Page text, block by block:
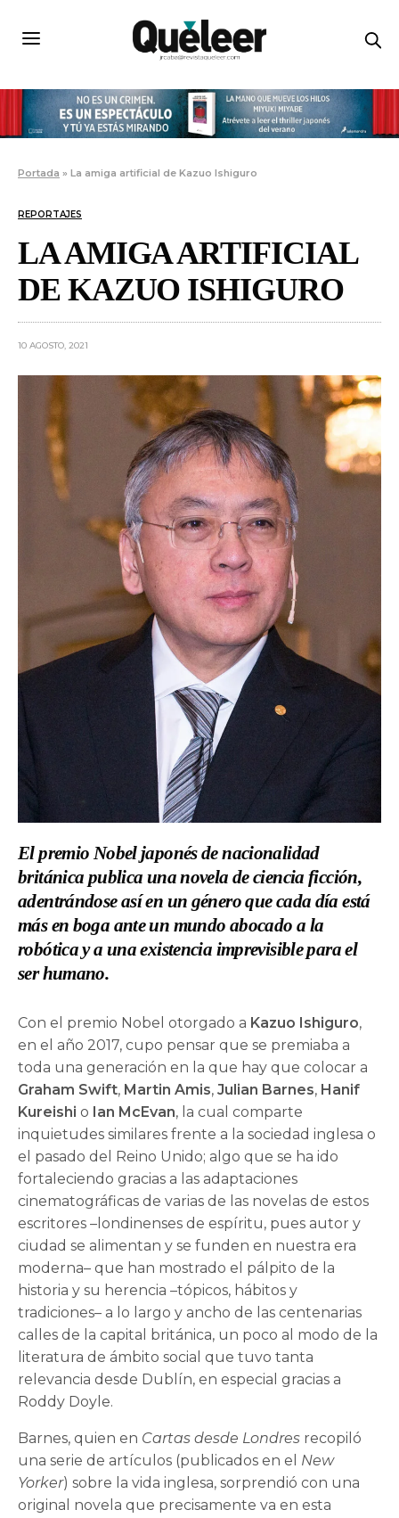
Portada »La amiga artificial de Kazuo Ishiguro
REPORTAJES
LA AMIGA ARTIFICIAL
DE KAZUO ISHIGURO
10 AGOSTO, 2021
El premio Nobel japonés de nacionalidad
británica publica una novela de ciencia ficción,
adentrándose así en un género que cada día está
más en boga ante un mundo abocado a la
robótica y a una existencia imprevisible para el
ser humano.
Con el premio Nobel otorgado a Kazuo Ishiguro,
en el año 2017, cupo pensar que se premiaba a
toda una generación en la que hay que colocar a
Graham Swift, Martin Amis,Julian Barnes, Hanif
Kureishi o Ian McEvan, la cual comparte
inquietudes similares frente a la sociedad inglesa o
el pasado del Reino Unido; algo que se ha ido
fortaleciendo gracias a las adaptaciones
cinematográficas de varias de las novelas de estos
escritores –londinenses de espíritu, pues autor y
ciudad se alimentan y se funden en nuestra era
moderna– que han mostrado el pálpito de la
historia y su herencia –tópicos, hábitos y
tradiciones– a lo largo y ancho de las centenarias
calles de la capital británica, un poco al modo de la
literatura de ámbito social que tuvo tanta
relevancia desde Dublín, en especial gracias a
Roddy Doyle.
Barnes, quien en Cartas desde Londres recopiló
una serie de artículos (publicados en el New
Yorker) sobre la vida inglesa, sorprendió con una
original novela que precisamente va en esta